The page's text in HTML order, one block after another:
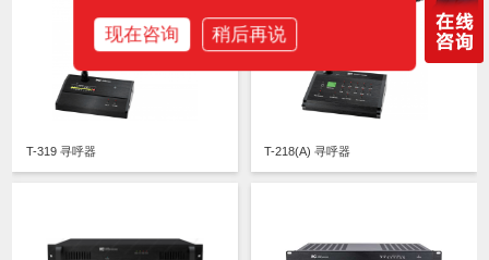
T-319 寻呼器 T-218(A) 寻呼器
现在咨询 稍后再说